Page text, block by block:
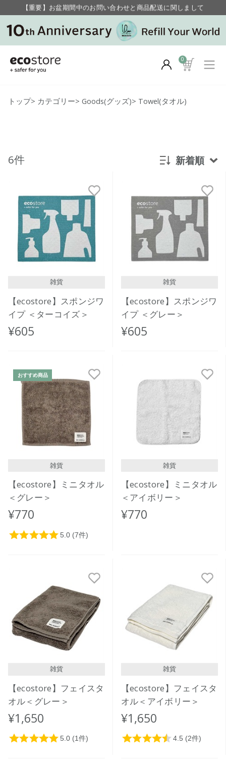
【重要】お盆期間中のお問い合わせと商品配送に関しまして
毎月お得にポイントが貯まる！ “月のポイントアップデー”
0
トップ> カテゴリー> Goods(グッズ)> Towel(タオル)
6件 新着順
発売日順
価格が安い
価格が高い
レビューが多い順
レビュー評価が高い順
人気順
雑貨
【ecostore】スポンジワ
イプ ＜ターコイズ＞
¥605
雑貨
【ecostore】スポンジワ
イプ ＜グレー＞
¥605
おすすめ商品
雑貨
【ecostore】ミニタオル
＜グレー＞
¥770
雑貨
【ecostore】ミニタオル
＜アイボリー＞
¥770
雑貨
【ecostore】フェイスタ
オル＜グレー＞
¥1,650
雑貨
【ecostore】フェイスタ
オル＜アイボリー＞
¥1,650